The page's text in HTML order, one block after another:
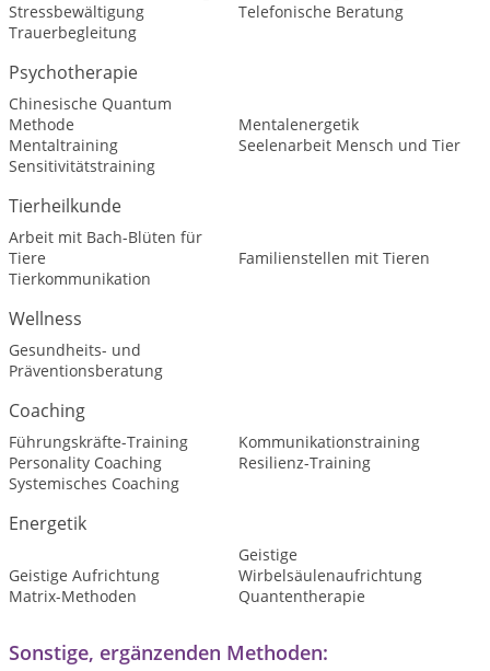
Stressbewältigung
Telefonische Beratung
Trauerbegleitung
Psychotherapie
Chinesische Quantum
Methode
Mentalenergetik
Mentaltraining
Seelenarbeit Mensch und Tier
Sensitivitätstraining
Tierheilkunde
Arbeit mit Bach-Blüten für
Tiere
Familienstellen mit Tieren
Tierkommunikation
Wellness
Gesundheits- und
Präventionsberatung
Coaching
Führungskräfte-Training
Kommunikationstraining
Personality Coaching
Resilienz-Training
Systemisches Coaching
Energetik
Geistige Aufrichtung
Geistige
Wirbelsäulenaufrichtung
Matrix-Methoden
Quantentherapie
Sonstige, ergänzenden Methoden: